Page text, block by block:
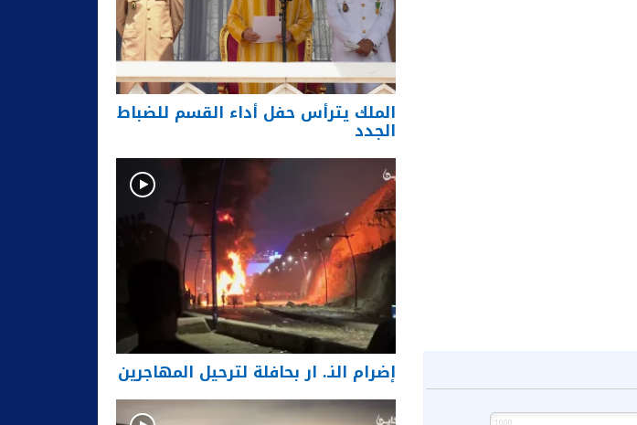
الملك يترأس حفل أداء القسم للضباط
الجدد
إضرام النـ. ار بحافلة لترحيل المهاجرين